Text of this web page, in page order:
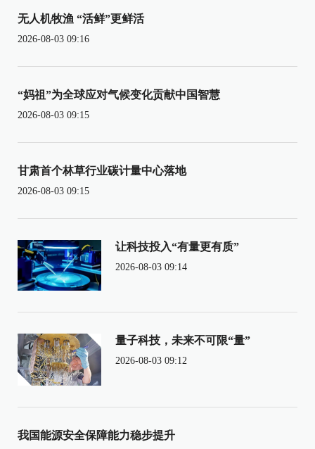
无人机牧渔 “活鲜”更鲜活
2026-08-03 09:16
“妈祖”为全球应对气候变化贡献中国智慧
2026-08-03 09:15
甘肃首个林草行业碳计量中心落地
2026-08-03 09:15
让科技投入“有量更有质”
2026-08-03 09:14
量子科技，未来不可限“量”
2026-08-03 09:12
我国能源安全保障能力稳步提升